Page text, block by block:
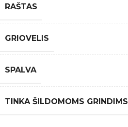
RAŠTAS
GRIOVELIS
SPALVA
TINKA ŠILDOMOMS GRINDIMS